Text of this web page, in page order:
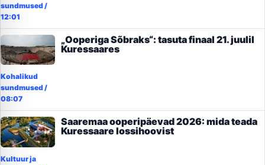
sundmused/
12:01
„Ooperiga Sõbraks“: tasuta finaal 21. juulil
Kuressaares
Kohalikud
sundmused/
08:07
Saaremaa ooperipäevad 2026: mida teada
Kuressaare lossihoovist
Kultuur ja